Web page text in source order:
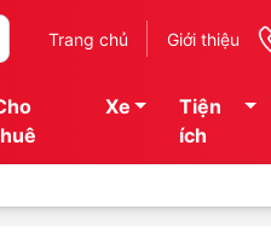
Trang chủ Giới thiệu
Xe
Tiện
ích